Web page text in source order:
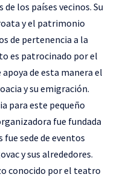
los países vecinos. Su
y el patrimonio
de pertenencia a la
es patrocinado por el
de esta manera el
y su emigración.
para este pequeño
fue fundada
sede de eventos
y sus alrededores.
conocido por el teatro